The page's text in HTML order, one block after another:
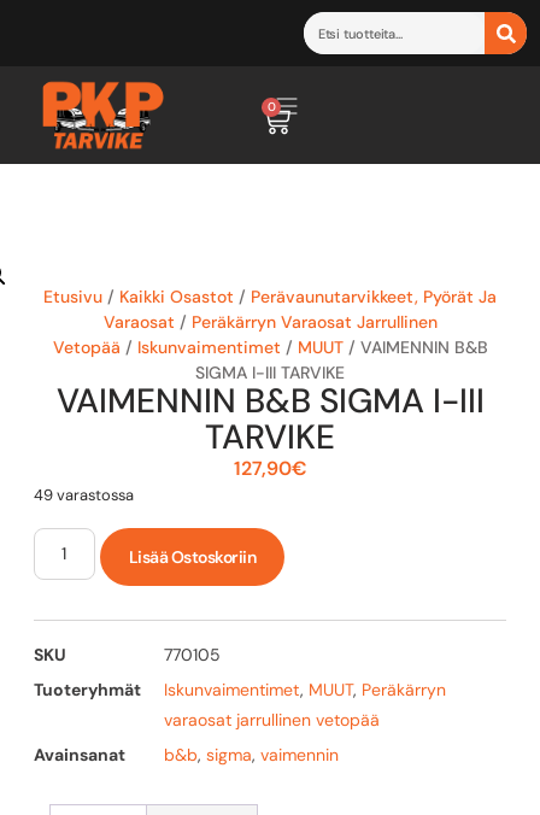
0
Etusivu / Kaikki Osastot / Perävaunutarvikkeet, Pyörät Ja
Varaosat / Peräkärryn Varaosat Jarrullinen
Vetopää / Iskunvaimentimet / MUUT/ VAIMENNIN B&B
SIGMA I-III TARVIKE
VAIMENNIN B&B SIGMA I-III
TARVIKE
127,90€
49 varastossa
Lisää Ostoskoriin
SKU
770105
Tuoteryhmät
Iskunvaimentimet, MUUT, Peräkärryn
varaosat jarrullinen vetopää
Avainsanat
b&b, sigma, vaimennin